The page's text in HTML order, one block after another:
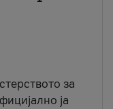
за
ја